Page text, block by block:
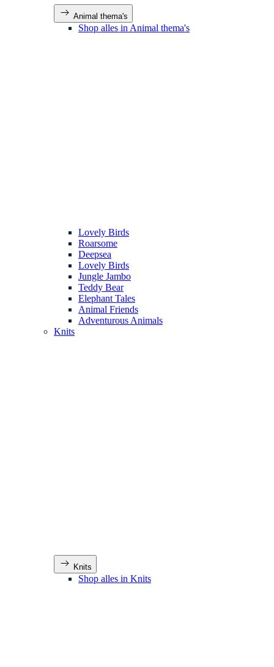
Animal thema's
Shop alles in Animal thema's
Lovely Birds
Roarsome
Deepsea
Lovely Birds
Jungle Jambo
Teddy Bear
Elephant Tales
Animal Friends
Adventurous Animals
Knits
Knits
Shop alles in Knits